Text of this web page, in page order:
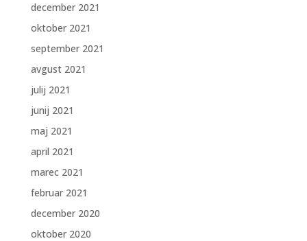
december 2021
oktober 2021
september 2021
avgust 2021
julij 2021
junij 2021
maj 2021
april 2021
marec 2021
februar 2021
december 2020
oktober 2020